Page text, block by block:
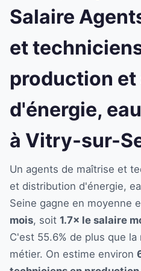
Salaire
et
production
d'énergie,
à Vitry-sur-
Un agents de maîtrise et
et distribution d'énergie,
Seine gagne en moyenne
mois, soit 1.7× le salaire
C'est 55.6% de plus que
métier. On estime environ